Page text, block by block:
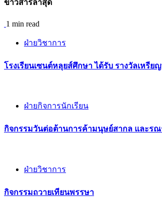
ข่าวสารล่าสุด
1 min read
ฝ่ายวิชาการ
โรงเรียนเซนต์หลุยส์ศึกษา ได้รับ รางวัลเหรี
ฝ่ายกิจการนักเรียน
กิจกรรม​วันต่อต้านการค้ามนุษย์สากล และรณ
ฝ่ายวิชาการ
กิจกรรมถวายเทียนพรรษา